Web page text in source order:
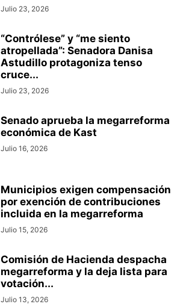
Julio 23, 2026
“Contrólese” y “me siento
atropellada”: Senadora Danisa
Astudillo protagoniza tenso
cruce...
Julio 23, 2026
Senado aprueba la megarreforma
económica de Kast
Julio 16, 2026
Municipios exigen compensación
por exención de contribuciones
incluida en la megarreforma
Julio 15, 2026
Comisión de Hacienda despacha
megarreforma y la deja lista para
votación...
Julio 13, 2026